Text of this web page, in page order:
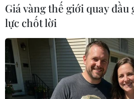
Italy và Hy Lạp trở thành điểm
của virus Tây sông Nile
06/08/2026 13:24
Bão Dolphin hướng vào miền
Giá vàng thế giới quay
lực chốt lời